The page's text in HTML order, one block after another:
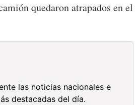
quedaron atrapados en el
las noticias nacionales e
destacadas del día.